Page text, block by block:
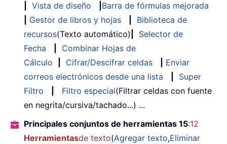
Vista de diseño
Barra de fórmulas mejorada
Gestor de libros y hojas
Biblioteca de
recursos(Texto automático)
Selector de
Fecha
Combinar Hojas de
Cálculo
Cifrar/Descifrar celdas
Enviar
correos electrónicos desde una lista
Super
Filtro
Filtro especial(Filtrar celdas con fuente
en negrita/cursiva/tachado...) ...
Principales conjuntos de herramientas 15:12
Herramientasde texto(Agregar texto,Eliminar